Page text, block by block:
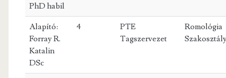
PhD habil
Alapító:
Forray R.
Katalin
DSc
4
PTE
Tagszervezet
Romológia